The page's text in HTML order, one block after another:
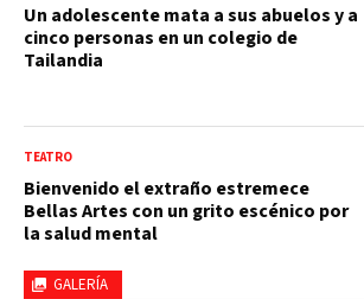
Un adolescente mata a sus abuelos y a
cinco personas en un colegio de
Tailandia
GALERÍA
TEATRO
Bienvenido el extraño estremece
Bellas Artes con un grito escénico por
la salud mental